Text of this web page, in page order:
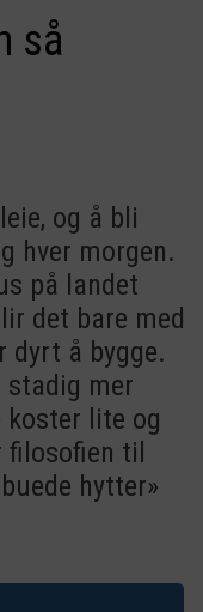
så
og å bli
hver morgen.
på landet
det bare med
dyrt å bygge.
mer
lite og
til
hytter»